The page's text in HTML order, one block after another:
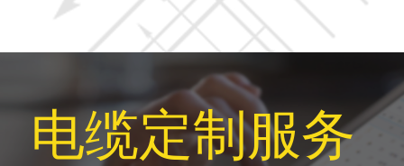
电缆定制服务